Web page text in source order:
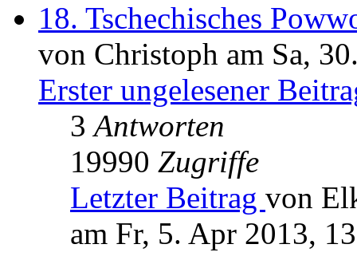
18. Tschechisches
von Christoph am Sa,
Erster ungelesener
3Antworten
19990 Zugriffe
Letzter Beitrag von
am Fr, 5. Apr 2013,